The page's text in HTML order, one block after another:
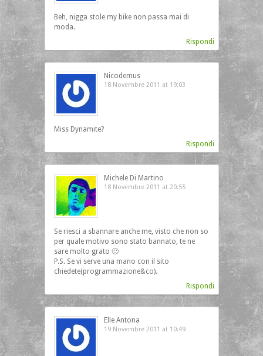
Beh, nigga stole my bike non passa mai di
moda.
Rispondi
Nicodemus
18 Novembre 2011 at 19:03
Miss Dynamite?
Rispondi
Michele Di Martino
18 Novembre 2011 at 20:55
Se riesci a sbannare anche me, visto che non so
per quale motivo sono stato bannato, te ne
sare molto grato 🙂
P.S. Se vi serve una mano con il sito
chiedete(programmazione&co).
Rispondi
Elle Antona
19 Novembre 2011 at 10:49